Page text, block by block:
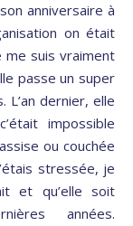
anniversaire à
on était
me suis vraiment
passe un super
L’an dernier, elle
impossible
ou couchée
stressée, je
et qu’elle soit
années.